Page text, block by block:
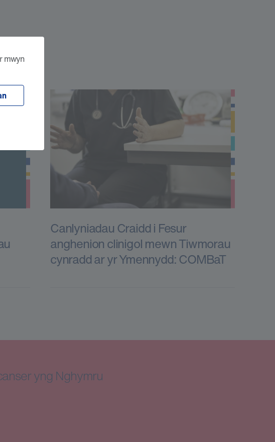
mwyn
Canlyniadau Craidd i Fesur
anghenion clinigol mewn Tiwmorau
cynradd ar yr Ymennydd: COMBaT
yng Nghymru